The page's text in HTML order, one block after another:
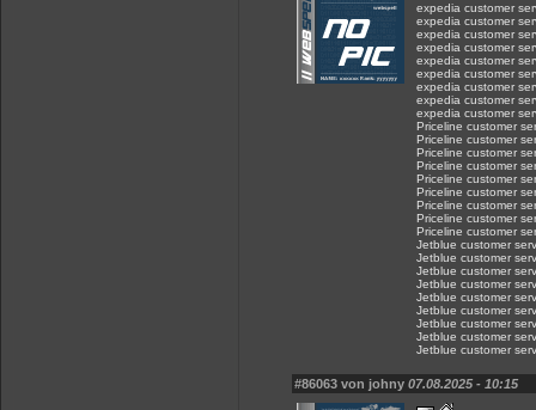
expedia customer
expedia customer
expedia customer
expedia customer
expedia customer
expedia customer
expedia customer
expedia customer
expedia customer
Priceline customer
Priceline customer
Priceline customer
Priceline customer
Priceline customer
Priceline customer
Priceline customer
Priceline customer
Priceline customer
Jetblue customer
Jetblue customer
Jetblue customer
Jetblue customer
Jetblue customer
Jetblue customer
Jetblue customer
Jetblue customer
Jetblue customer
#86063 von johny 07.08.2025 - 10:15